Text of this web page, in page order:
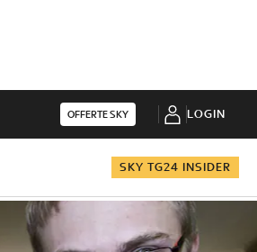
OFFERTE SKY LOGIN
SKY TG24 INSIDER